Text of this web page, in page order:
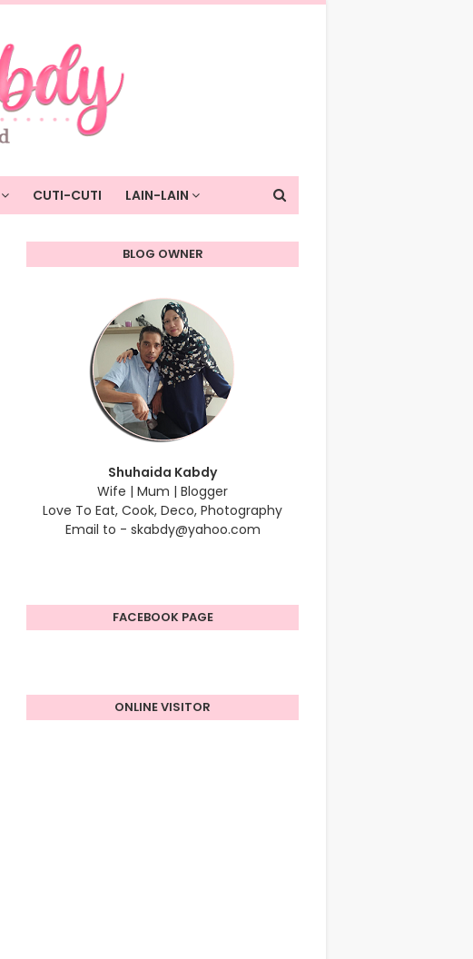
CUTI-CUTI LAIN-LAIN
BLOG OWNER
Shuhaida Kabdy
Wife | Mum | Blogger
Love To Eat, Cook, Deco, Photography
Email to - skabdy@yahoo.com
FACEBOOK PAGE
ONLINE VISITOR